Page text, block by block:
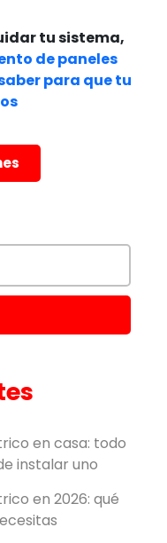
tu sistema,
de paneles
para que tu
en casa: todo
instalar uno
en 2026: qué